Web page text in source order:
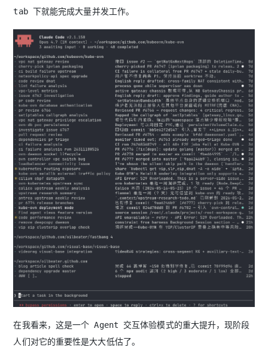
tab 下就能完成大量并发工作。
在我看来，这是一个 Agent 交互体验模式的重大提升，现阶段
人们对它的重要性是大大低估了。